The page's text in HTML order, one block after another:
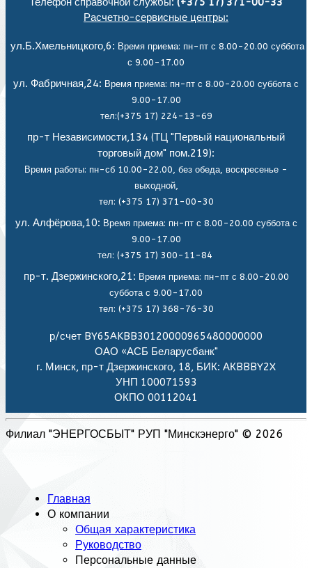
Телефон справочной службы: (+375 17) 371-00-33
Расчетно-сервисные центры:
ул.Б.Хмельницкого,6: Время приема: пн-пт с 8.00-20.00 суббота
с 9.00-17.00
ул. Фабричная,24: Время приема: пн-пт с 8.00-20.00 суббота с
9.00-17.00
тел:(+375 17) 224-13-69
пр-т Независимости,134 (ТЦ "Первый национальный
торговый дом" пом.219):
Время работы: пн-сб 10.00-22.00, без обеда, воскресенье -
выходной,
тел: (+375 17) 371-00-30
ул. Алфёрова,10: Время приема: пн-пт с 8.00-20.00 суббота с
9.00-17.00
тел: (+375 17) 300-11-84
пр-т. Дзержинского,21: Время приема: пн-пт с 8.00-20.00
суббота с 9.00-17.00
тел: (+375 17) 368-76-30
р/счет BY65AKBB30120000965480000000
ОАО «АСБ Беларусбанк"
г. Минск, пр-т Дзержинского, 18, БИК: АКBBBY2X
УНП 100071593
ОКПО 00112041
Филиал "ЭНЕРГОСБЫТ" РУП "Минскэнерго" © 2026
Главная
О компании
Общая характеристика
Руководство
Персональные данные